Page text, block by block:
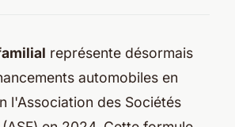
représente désormais
automobiles en
l'Association des Sociétés